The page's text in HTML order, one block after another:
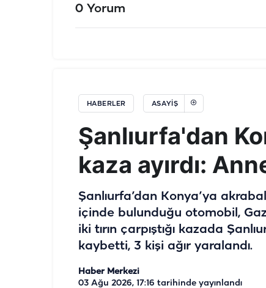
0 Yorum
HABERLER ASAYIŞ
Şanlıurfa'dan
kaza ayırdı:
Şanlıurfa’dan Konya’ya
içinde bulunduğu otomobil,
iki tırın çarpıştığı kazada
kaybetti, 3 kişi ağır yaralandı.
Haber Merkezi
03 Ağu 2026, 17:16 tarihinde yayınlandı